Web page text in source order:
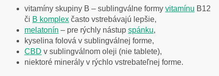
vitamíny skupiny B – sublingválne formy vitamínu B12
či B komplex často vstrebávajú lepšie,
melatonín – pre rýchly nástup spánku,
kyselina folová v sublingválnej forme,
CBD v sublingválnom oleji (nie tablete),
niektoré minerály v rýchlo vstrebateľnej forme.